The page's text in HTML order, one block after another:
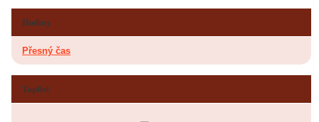
Hodiny
Přesný čas
Toplist